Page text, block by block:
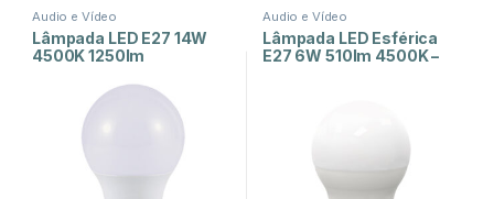
Audio e Vídeo
Lâmpada LED E27 14W
4500K 1250lm
Audio e Vídeo
Lâmpada LED Esférica
E27 6W 510lm 4500K –